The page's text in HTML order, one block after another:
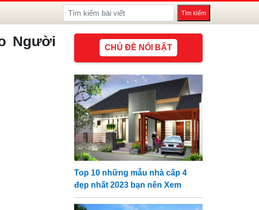
Người
CHỦ ĐỀ NỔI BẬT
Top 10 những mẫu nhà cấp 4
đẹp nhất 2023 bạn nên Xem